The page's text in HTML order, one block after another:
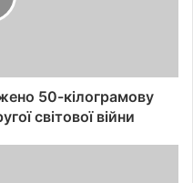
50-кілограмову
світової війни